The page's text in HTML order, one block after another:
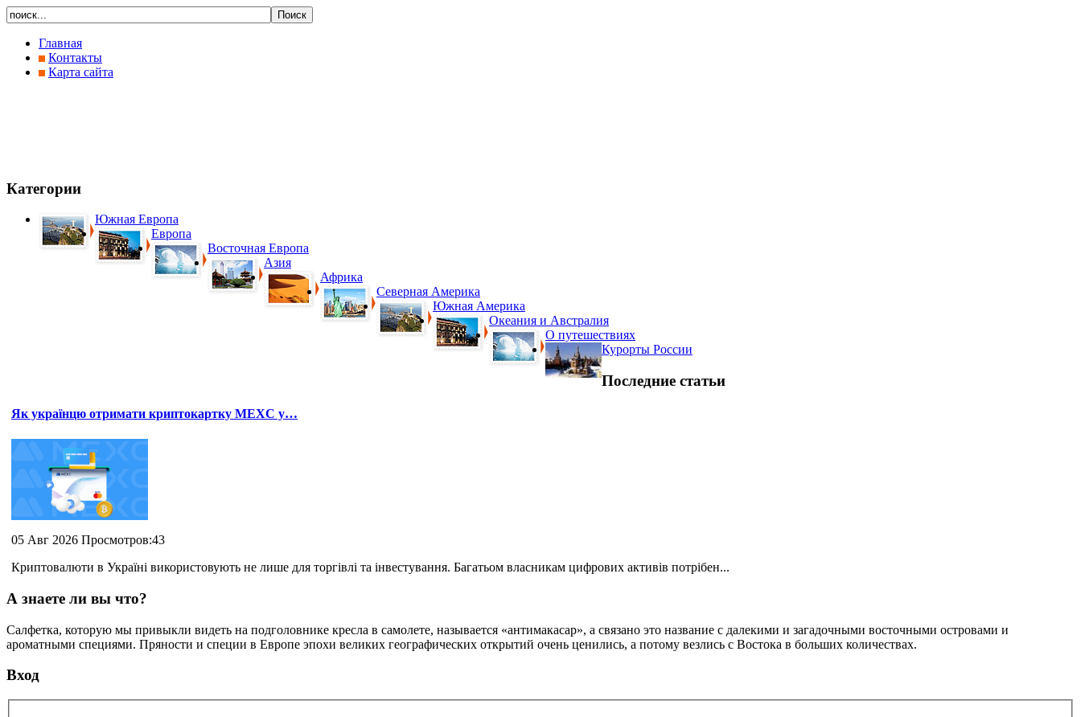
Главная
Контакты
Карта сайта
Категории
Южная Европа
Европа
Восточная Европа
Азия
Африка
Северная Америка
Южная Америка
Океания и Австралия
О путешествиях
Курорты России
Последние статьи
Як українцю отримати криптокартку MEXC у…
05 Авг 2026 Просмотров:43
Криптовалюти в Україні використовують не лише для торгівлі та інвестування. Багатьом власникам цифрових активів потрібен...
А знаете ли вы что?
Салфетка, которую мы привыкли видеть на подголовнике кресла в самолете, называется «антимакасар», а связано это название с далекими и загадочными восточными островами и
ароматными специями. Пряности и специи в Европе эпохи великих географических открытий очень ценились, а потому везлись с Востока в больших количествах.
Вход